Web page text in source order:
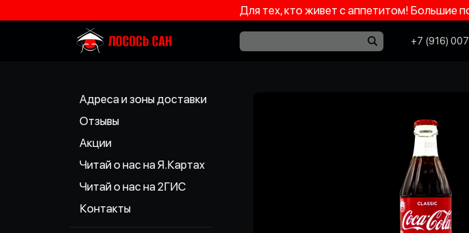
Для тех, кто живет с аппетитом! Большие
+7 (916)
Адреса и зоны доставки
Отзывы
Акции
Читай о нас на Я.Картах
Читай о нас на 2ГИС
Контакты